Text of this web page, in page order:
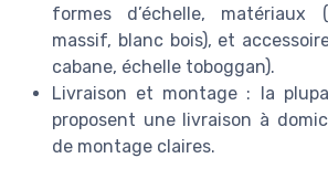
formes d’échelle, matériaux
massif, blanc bois), et
cabane, échelle toboggan).
Livraison et montage : la
proposent une livraison à
de montage claires.